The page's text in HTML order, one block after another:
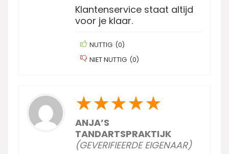
Klantenservice staat altijd
voor je klaar.
NUTTIG (0)
NIET NUTTIG (0)
★★★★★
ANJA’S
TANDARTSPRAKTIJK
(GEVERIFIEERDE EIGENAAR)